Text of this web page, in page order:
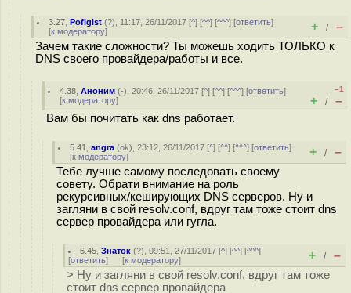
3.27 ,Pofigist (?), 11:17, 26/11/2017 [^] [^^] [^^^] [ответить]
[к модератору] + / –
Зачем такие сложности? Ты можешь ходить ТОЛЬКО к
DNS своего провайдера/работы и все.
4.38 ,Аноним (-), 20:46, 26/11/2017 [^] [^^] [^^^] [ответить]
[к модератору]
–1
+ / –
Вам бы почитать как dns работает.
5.41 ,angra (ok), 23:12, 26/11/2017 [^] [^^] [^^^] [ответить]
[к модератору] + / –
Тебе лучше самому последовать своему
совету. Обрати внимание на роль
рекурсивных/кеширующих DNS серверов. Ну и
загляни в свой resolv.conf, вдруг там тоже стоит dns
сервер провайдера или гугла.
6.45 ,Знаток (?), 09:51, 27/11/2017 [^] [^^] [^^^]
[ответить] [к модератору] + / –
> Ну и загляни в свой resolv.conf, вдруг там тоже
стоит dns сервер провайдера